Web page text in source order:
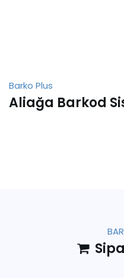
Barko Plus
Aliağa Barkod